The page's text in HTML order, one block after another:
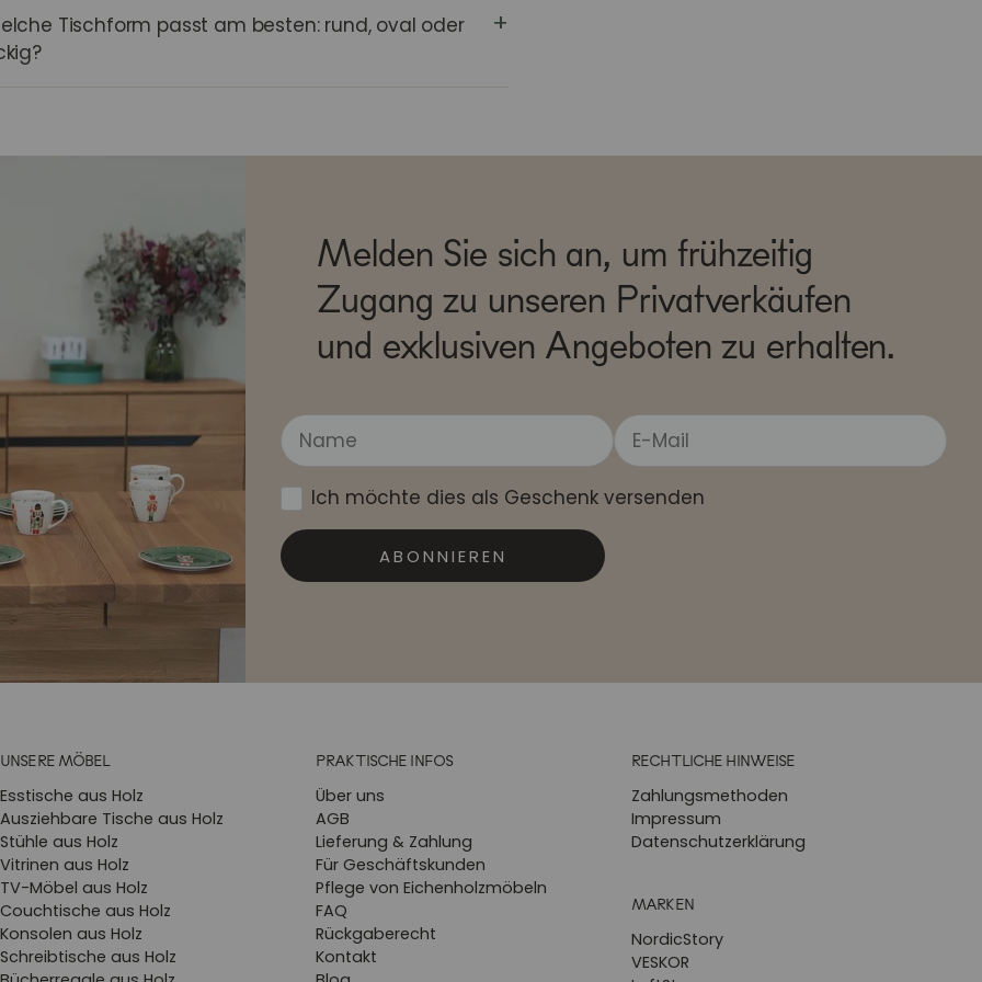
Tischform passt am besten: rund, oval oder
Melden Sie sich an, um frühzeitig
Zugang zu unseren Privatverkäufen
und exklusiven Angeboten zu erhalten.
Ich möchte dies als Geschenk versenden
ABONNIEREN
UNSERE MÖBEL
Esstische aus Holz
Ausziehbare Tische aus Holz
Stühle aus Holz
Vitrinen aus Holz
TV-Möbel aus Holz
Couchtische aus Holz
Konsolen aus Holz
Schreibtische aus Holz
PRAKTISCHE INFOS
Über uns
AGB
Lieferung & Zahlung
Für Geschäftskunden
Pflege von Eichenholzmöbeln
FAQ
Rückgaberecht
Kontakt
RECHTLICHE HINWEISE
Zahlungsmethoden
Impressum
Datenschutzerklärung
MARKEN
NordicStory
VESKOR